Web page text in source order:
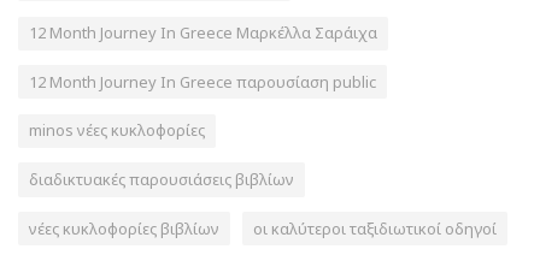
12 Month Journey In Greece Μαρκέλλα Σαράιχα
12 Month Journey In Greece παρουσίαση public
minos νέες κυκλοφορίες
διαδικτυακές παρουσιάσεις βιβλίων
νέες κυκλοφορίες βιβλίων οι καλύτεροι ταξιδιωτικοί οδηγοί